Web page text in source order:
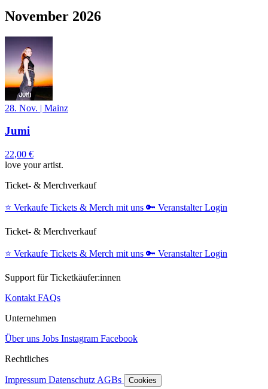
November 2026
28. Nov. | Mainz
Jumi
22,00 €
love your artist.
Ticket- & Merchverkauf
⭐️ Verkaufe Tickets & Merch mit uns 🔑 Veranstalter Login
Ticket- & Merchverkauf
⭐️ Verkaufe Tickets & Merch mit uns 🔑 Veranstalter Login
Support für Ticketkäufer:innen
Kontakt FAQs
Unternehmen
Über uns Jobs Instagram Facebook
Rechtliches
Impressum Datenschutz AGBs Cookies